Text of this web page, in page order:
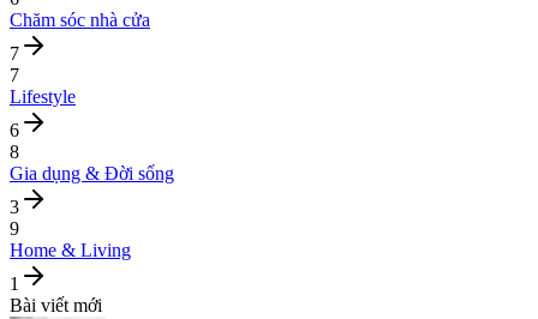
Chăm sóc nhà cửa
7
7
Lifestyle
6
8
Gia dụng & Đời sống
3
9
Home & Living
1
Bài viết mới